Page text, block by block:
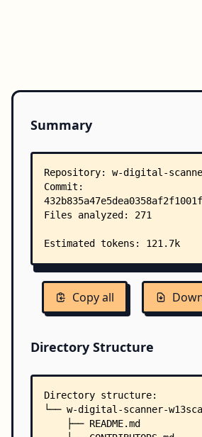
Summary
Copy all
Directory Structure
Directory structure:
└── w-digital-scanner-
    ├── README.md